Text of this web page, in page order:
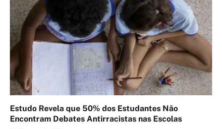
Estudo Revela que 50% dos Estudantes Não
Encontram Debates Antirracistas nas Escolas